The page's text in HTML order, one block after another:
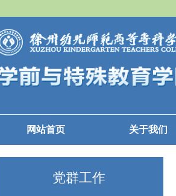
网站首页 关于我们
党群工作